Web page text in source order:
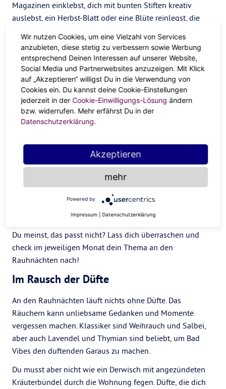
Magazinen einklebst, dich mit bunten Stiften kreativ
auslebst, ein Herbst-Blatt oder eine Blüte reinlegst, die
einfach all deine Gedanken wie in einem Tagebuch
aufschreibst: du entscheidest. Übrigens kann das auch
lediglich ein Satz oder Paragraph pro Tag sein. Ein Satz,
ein Tag und schon weißt du, was du von dem jeweiligen
Monat in 2022 möchtest.
Eine Karte, ein Tag
Rauhnächte sind perfekt dafür. Such dir ein Kartendeck,
dass dir richtig gut gefällt. Fernab von Hokuspokus findest
du unglaublich schön gestaltete Tageskarten mit einem
inspirierenden Spruch. Auch Orakel- oder Tarotkartensets
gibt es als moderne Ausgaben, die deinen Tag versüßen.
Am besten ziehst du gleich morgens deine Tageskarte. Sie
Du meinst, das passt nicht? Lass dich überraschen und
check im jeweiligen Monat dein Thema an den
Rauhnächten nach!
Im Rausch der Düfte
An den Rauhnächten läuft nichts ohne Düfte. Das
Räuchern kann unliebsame Gedanken und Momente
vergessen machen. Klassiker sind Weihrauch und Salbei,
aber auch Lavendel und Thymian sind beliebt, um Bad
Vibes den duftenden Garaus zu machen.
Du musst aber nicht wie ein Derwisch mit angezündeten
Kräuterbündel durch die Wohnung fegen. Düfte, die dich
Wir nutzen Cookies, um eine Vielzahl von Services
anzubieten, diese stetig zu verbessern sowie Werbung
entsprechend Deinen Interessen auf unserer Website,
Social Media und Partnerwebsites anzuzeigen. Mit Klick
auf „Akzeptieren“ willigst Du in die Verwendung von
Cookies ein. Du kannst deine Cookie-Einstellungen
jederzeit in der Cookie-Einwilligungs-Lösung ändern
bzw. widerrufen. Mehr erfährst Du in der
Datenschutzerklärung.
Akzeptieren
mehr
Powered by
Impressum Datenschutzerklärung